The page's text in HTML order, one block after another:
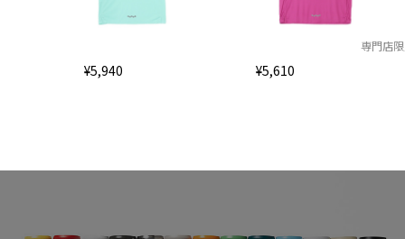
¥5,940 ¥5,610
専門店